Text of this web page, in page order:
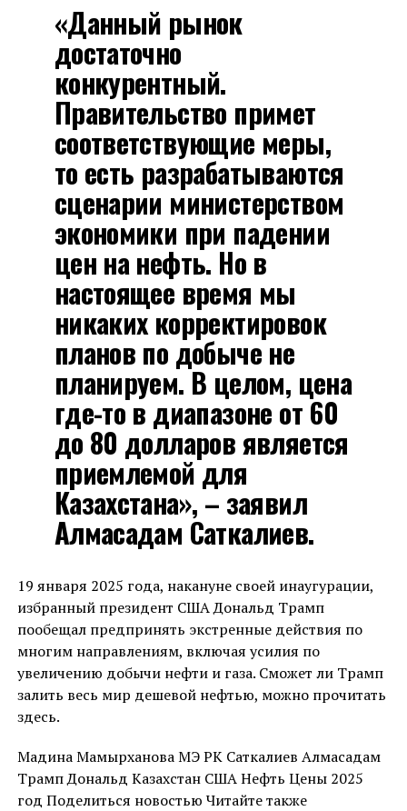
«Данный рынок
достаточно
конкурентный.
Правительство примет
соответствующие меры,
то есть разрабатываются
сценарии министерством
экономики при падении
цен на нефть. Но в
настоящее время мы
никаких корректировок
планов по добыче не
планируем. В целом, цена
где-то в диапазоне от 60
до 80 долларов является
приемлемой для
Казахстана», – заявил
Алмасадам Саткалиев.
19 января 2025 года, накануне своей инаугурации,
избранный президент США Дональд Трамп
пообещал предпринять экстренные действия по
многим направлениям, включая усилия по
увеличению добычи нефти и газа. Сможет ли Трамп
залить весь мир дешевой нефтью, можно прочитать
здесь.
Мадина Мамырханова МЭ РК Саткалиев Алмасадам
Трамп Дональд Казахстан США Нефть Цены 2025
год Поделиться новостью Читайте также